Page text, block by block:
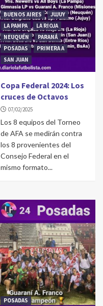
BUENOS AIRES
JUJUY
LA PAMPA
LA RIOJA
NEUQUÉN
PARANÁ
POSADAS
PRIMERA A
SAN JUAN
Copa Federal 2024: Los
cruces de Octavos
07/02/2025
Los 8 equipos del Torneo
de AFA se medirán contra
los 8 provenientes del
Consejo Federal en el
mismo formato...
POSADAS